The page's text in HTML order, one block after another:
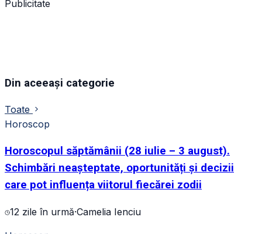
Publicitate
Din aceeași categorie
Toate
Horoscop
Horoscopul săptămânii (28 iulie – 3 august).
Schimbări neașteptate, oportunități și decizii
care pot influența viitorul fiecărei zodii
12 zile în urmă·Camelia Ienciu